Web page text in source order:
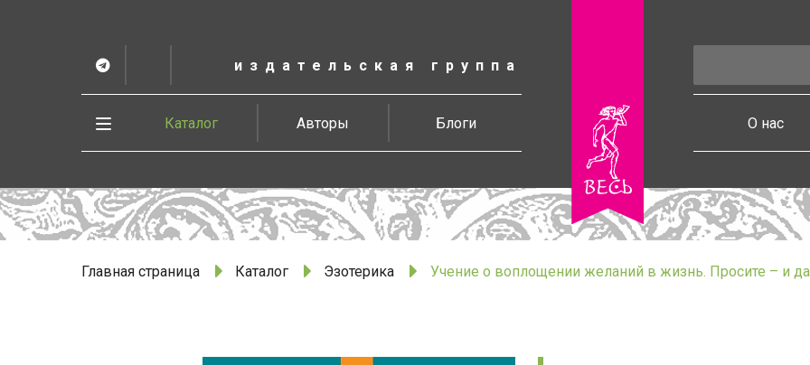
содержанию
издательская группа
весь
Telegram
Vesbook
Каталог Авторы Блоги О нас
Развернуть
Главная страница Каталог Эзотерика Учение о воплощении желаний в жизнь. Просите – и